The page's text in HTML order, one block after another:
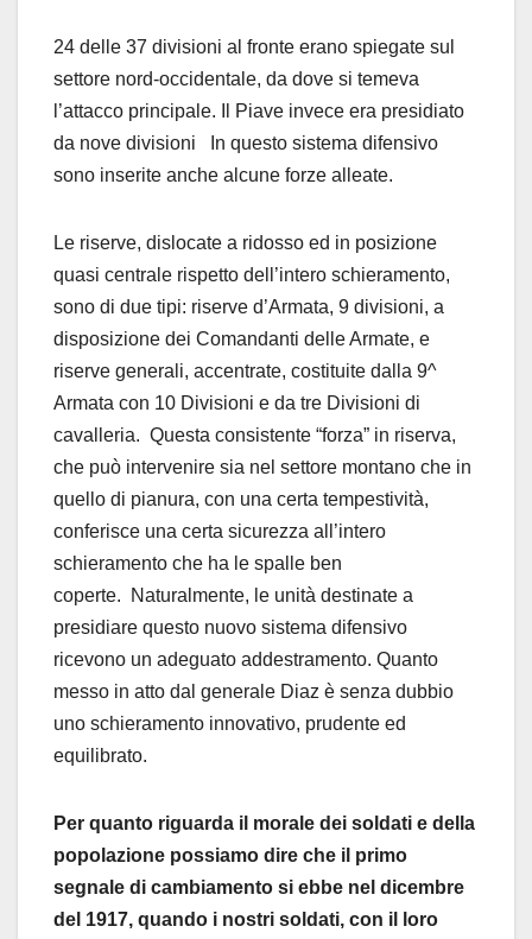
24 delle 37 divisioni al fronte erano spiegate sul
settore nord-occidentale, da dove si temeva
l’attacco principale. Il Piave invece era presidiato
da nove divisioni In questo sistema difensivo
sono inserite anche alcune forze alleate.
Le riserve, dislocate a ridosso ed in posizione
quasi centrale rispetto dell’intero schieramento,
sono di due tipi: riserve d’Armata, 9 divisioni, a
disposizione dei Comandanti delle Armate, e
riserve generali, accentrate, costituite dalla 9^
Armata con 10 Divisioni e da tre Divisioni di
cavalleria. Questa consistente “forza” in riserva,
che può intervenire sia nel settore montano che in
quello di pianura, con una certa tempestività,
conferisce una certa sicurezza all’intero
schieramento che ha le spalle ben
coperte. Naturalmente, le unità destinate a
presidiare questo nuovo sistema difensivo
ricevono un adeguato addestramento. Quanto
messo in atto dal generale Diaz è senza dubbio
uno schieramento innovativo, prudente ed
equilibrato.
Per quanto riguarda il morale dei soldati e della
popolazione possiamo dire che il primo
segnale di cambiamento si ebbe nel dicembre
del 1917, quando i nostri soldati, con il loro